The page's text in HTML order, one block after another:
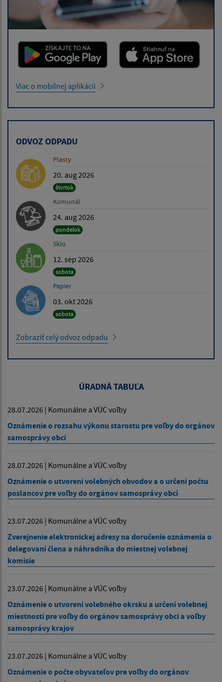
Viac o mobilnej aplikácii
ODVOZ ODPADU
Plasty
20. aug 2026
štvrtok
Komunál
24. aug 2026
pondelok
Sklo
12. sep 2026
sobota
Papier
03. okt 2026
sobota
Zobraziť celý odvoz odpadu
ÚRADNÁ TABUĽA
28.07.2026 | Komunálne a VÚC voľby
Oznámenie o rozsahu výkonu starostu pre voľby do orgánov
samosprávy obcí
28.07.2026 | Komunálne a VÚC voľby
Oznámenie o utvorení volebných obvodov a o určení počtu
poslancov pre voľby do orgánov samosprávy obcí
23.07.2026 | Komunálne a VÚC voľby
Zverejnenie elektronickej adresy na doručenie oznámenia o
delegovaní člena a náhradníka do miestnej volebnej
komisie
23.07.2026 | Komunálne a VÚC voľby
Oznámenie o utvorení volebného okrsku a určení volebnej
miestnosti pre voľby do orgánov samosprávy obci a voľby
samosprávy krajov
23.07.2026 | Komunálne a VÚC voľby
Oznámenie o počte obyvateľov pre voľby do orgánov